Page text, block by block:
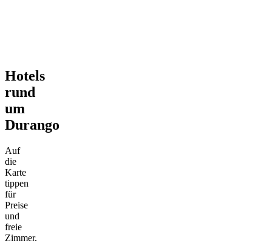
Hotels
rund
um
Durango
Auf
die
Karte
tippen
für
Preise
und
freie
Zimmer.